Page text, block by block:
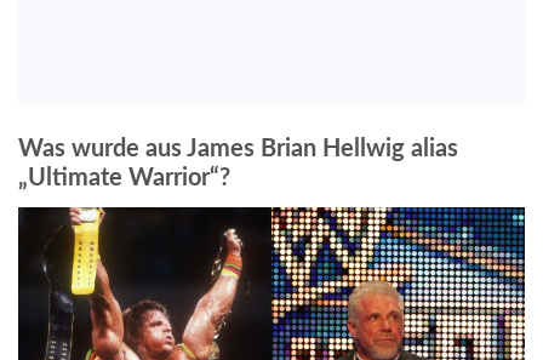
Was wurde aus James Brian Hellwig alias
„Ultimate Warrior“?